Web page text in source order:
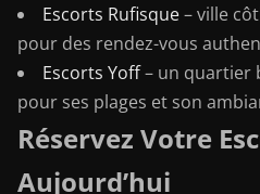
Escorts Rufisque– ville
pour des rendez-vous
Escorts Yoff– un quartier
pour ses plages et son
Réservez Votre
Aujourd’hui